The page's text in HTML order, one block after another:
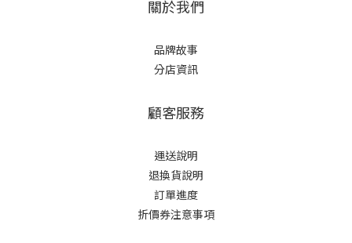
關於我們
品牌故事
分店資訊
顧客服務
運送說明
退換貨說明
訂單進度
折價券注意事項